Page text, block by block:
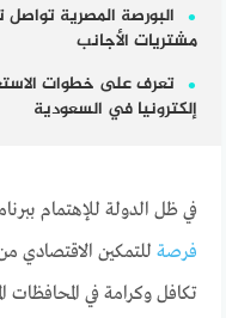
البورصة المصرية
مشتريات الأجانب
تعرف على خطوات
إلكترونيا في السعودية
في ظل الدولة للإهتمام
فرصة للتمكين
تكافل وكرامة في